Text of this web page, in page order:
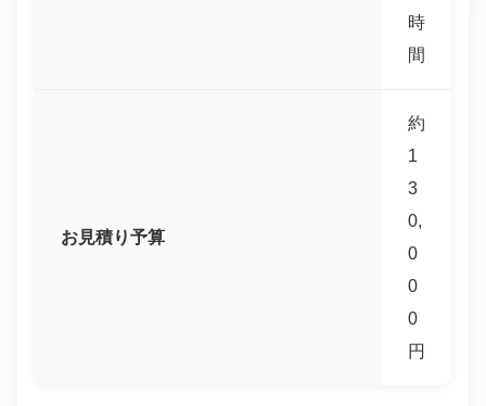
時
間
お見積り予算
約
1
3
0,
0
0
0
円